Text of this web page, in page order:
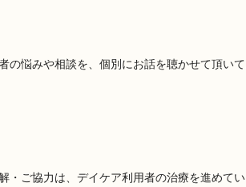
の悩みや相談を、個別にお話を聴かせて頂い
・ご協力は、デイケア利用者の治療を進めて